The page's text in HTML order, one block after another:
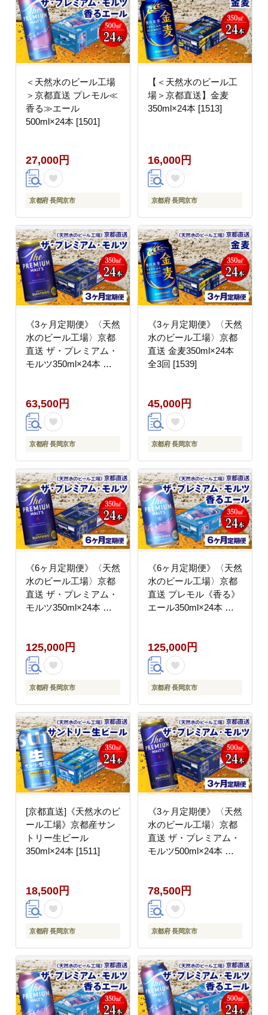
＜天然水のビール工場
＞京都直送 プレモル≪
香る≫エール
500ml×24本 [1501]
27,000円
京都府 長岡京市
【＜天然水のビール工
場＞京都直送】金麦
350ml×24本 [1513]
16,000円
京都府 長岡京市
《3ヶ月定期便》〈天然
水のビール工場〉京都
直送 ザ・プレミアム・
モルツ350ml×24本 全3
63,500円
京都府 長岡京市
《3ヶ月定期便》〈天然
水のビール工場〉京都
直送 金麦350ml×24本
全3回 [1539]
45,000円
京都府 長岡京市
《6ヶ月定期便》〈天然
水のビール工場〉京都
直送 ザ・プレミアム・
モルツ350ml×24本 全6
125,000円
京都府 長岡京市
《6ヶ月定期便》〈天然
水のビール工場〉京都
直送 プレモル《香る》
エール350ml×24本 全6
125,000円
京都府 長岡京市
[京都直送]《天然水のビ
ール工場》京都産サン
トリー生ビール
350ml×24本 [1511]
18,500円
京都府 長岡京市
《3ヶ月定期便》〈天然
水のビール工場〉京都
直送 ザ・プレミアム・
モルツ500ml×24本 全3
78,500円
京都府 長岡京市